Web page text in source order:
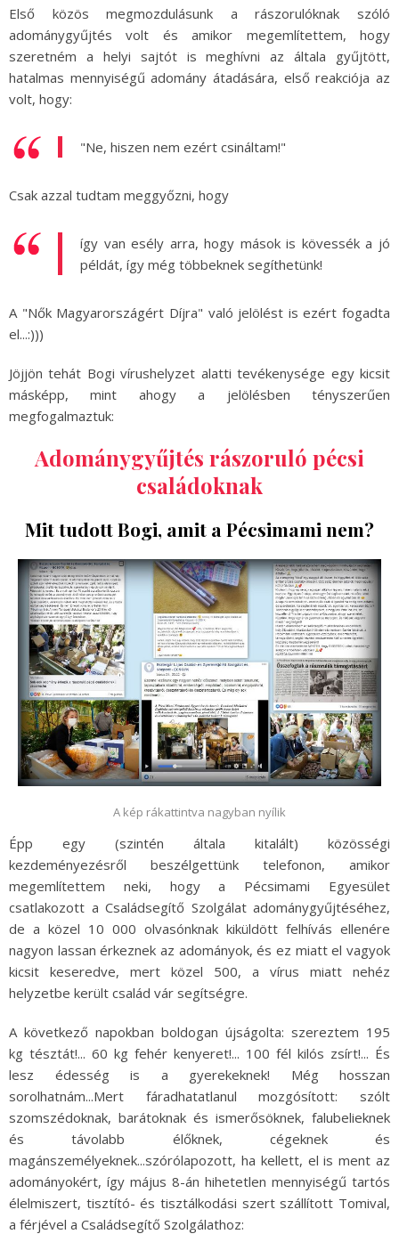
Első közös megmozdulásunk a rászorulóknak szóló
adománygyűjtés volt és amikor megemlítettem, hogy
szeretném a helyi sajtót is meghívni az általa gyűjtött,
hatalmas mennyiségű adomány átadására, első reakciója az
volt, hogy:
"Ne, hiszen nem ezért csináltam!"
Csak azzal tudtam meggyőzni, hogy
így van esély arra, hogy mások is kövessék a jó
példát, így még többeknek segíthetünk!
A "Nők Magyarországért Díjra" való jelölést is ezért fogadta
el...:)))
Jöjjön tehát Bogi vírushelyzet alatti tevékenysége egy kicsit
másképp, mint ahogy a jelölésben tényszerűen
megfogalmaztuk:
Adománygyűjtés rászoruló pécsi
családoknak
Mit tudott Bogi, amit a Pécsimami nem?
A kép rákattintva nagyban nyílik
Épp egy (szintén általa kitalált) közösségi
kezdeményezésről beszélgettünk telefonon, amikor
megemlítettem neki, hogy a Pécsimami Egyesület
csatlakozott a Családsegítő Szolgálat adománygyűjtéséhez,
de a közel 10 000 olvasónknak kiküldött felhívás ellenére
nagyon lassan érkeznek az adományok, és ez miatt el vagyok
kicsit keseredve, mert közel 500, a vírus miatt nehéz
helyzetbe került család vár segítségre.
A következő napokban boldogan újságolta: szereztem 195
kg tésztát!... 60 kg fehér kenyeret!... 100 fél kilós zsírt!... És
lesz édesség is a gyerekeknek! Még hosszan
sorolhatnám...Mert fáradhatatlanul mozgósított: szólt
szomszédoknak, barátoknak és ismerősöknek, falubelieknek
és távolabb élőknek, cégeknek és
magánszemélyeknek...szórólapozott, ha kellett, el is ment az
adományokért, így május 8-án hihetetlen mennyiségű tartós
élelmiszert, tisztító- és tisztálkodási szert szállított Tomival,
a férjével a Családsegítő Szolgálathoz: